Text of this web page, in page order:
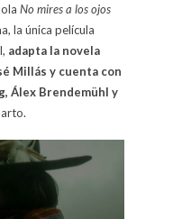
No mires a los ojos
la única película
adapta la novela
Millás y cuenta con
Álex Brendemühl y